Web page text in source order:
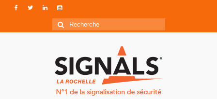
Rechercher
: